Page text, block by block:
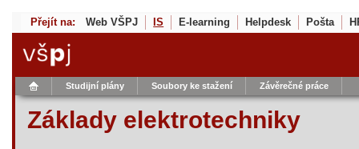
Přejít na: Web VŠPJ IS E-learning Helpdesk Pošta
Studijní plány Soubory ke stažení Závěrečné práce
Základy elektrotechniky